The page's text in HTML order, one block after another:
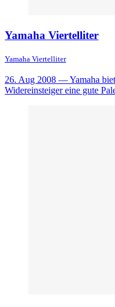
Yamaha Viertelliter
Yamaha Viertelliter
26. Aug 2008 — Yamaha
Widereinsteiger eine gute